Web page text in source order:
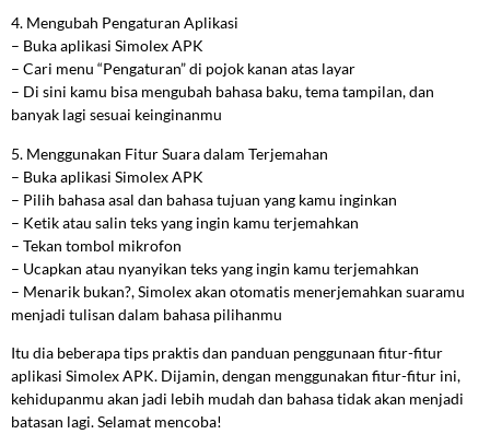
4. Mengubah Pengaturan Aplikasi
– Buka aplikasi Simolex APK
– Cari menu “Pengaturan” di pojok kanan atas layar
– Di sini kamu bisa mengubah bahasa baku, tema tampilan, dan
banyak lagi sesuai keinginanmu
5. Menggunakan Fitur Suara dalam Terjemahan
– Buka aplikasi Simolex APK
– Pilih bahasa asal dan bahasa tujuan yang kamu inginkan
– Ketik atau salin teks yang ingin kamu terjemahkan
– Tekan tombol mikrofon
– Ucapkan atau nyanyikan teks yang ingin kamu terjemahkan
– Menarik bukan?, Simolex akan otomatis menerjemahkan suaramu
menjadi tulisan dalam bahasa pilihanmu
Itu dia beberapa tips praktis dan panduan penggunaan fitur-fitur
aplikasi Simolex APK. Dijamin, dengan menggunakan fitur-fitur ini,
kehidupanmu akan jadi lebih mudah dan bahasa tidak akan menjadi
batasan lagi. Selamat mencoba!